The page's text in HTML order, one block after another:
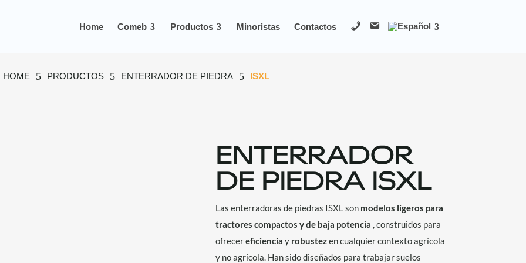
Home Comeb Productos Minoristas Contactos
T
M
HOME 5 PRODUCTOS 5 ENTERRADOR DE PIEDRA 5 ISXL
ENTERRADOR
DE PIEDRA ISXL
Las enterradoras de piedras ISXL son modelos ligeros para
tractores compactos y de baja potencia , construidos para
ofrecereficiencia y robustezen cualquier contexto agrícola
y no agrícola. Han sido diseñados para trabajar suelos